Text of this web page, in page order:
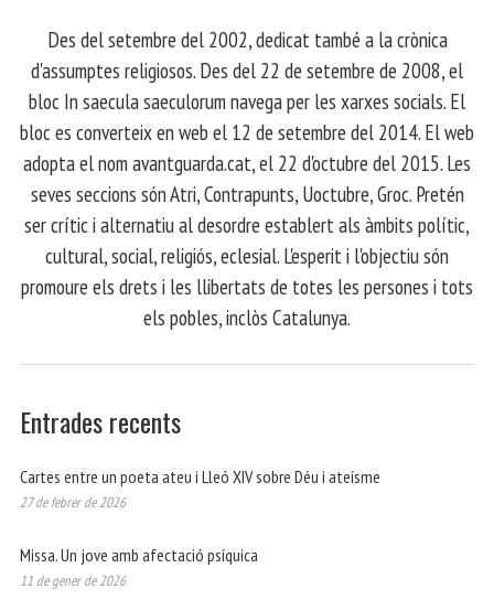
​ Des del setembre del 2002, dedicat també a la crònica
d'assumptes religiosos. Des del 22 de setembre de 2008, el
bloc In saecula saeculorum navega per les xarxes socials. El
bloc es converteix en web el 12 de setembre del 2014. El web
adopta el nom avantguarda.cat, el 22 d'octubre del 2015. Les
seves seccions són Atri, Contrapunts, Uoctubre, Groc. Pretén
ser crític i alternatiu al desordre establert als àmbits polític,
cultural, social, religiós, eclesial. L'esperit i l'objectiu són
promoure els drets i les llibertats de totes les persones i tots
els pobles, inclòs Catalunya.
Entrades recents
Cartes entre un poeta ateu i Lleó XIV sobre Déu i ateísme
27 de febrer de 2026
Missa. Un jove amb afectació psíquica
11 de gener de 2026